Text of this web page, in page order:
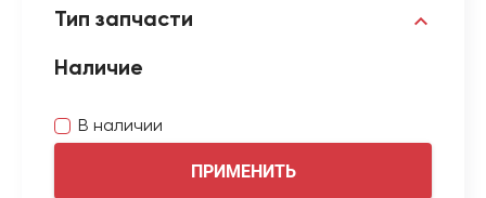
Тип запчасти
Наличие
В наличии
ПРИМЕНИТЬ